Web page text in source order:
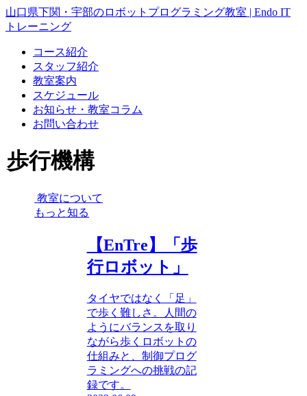
山口県下関・宇部のロボットプログラミング教室 | Endo IT
トレーニング
コース紹介
スタッフ紹介
教室案内
スケジュール
お知らせ・教室コラム
お問い合わせ
歩行機構
教室について
もっと知る
【EnTre】「歩
行ロボット」
タイヤではなく「足」
で歩く難しさ。人間の
ようにバランスを取り
ながら歩くロボットの
仕組みと、制御プログ
ラミングへの挑戦の記
録です。